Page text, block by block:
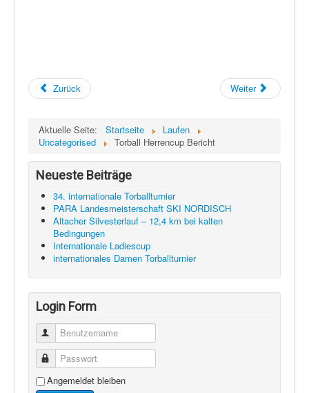
Zurück Weiter
Aktuelle Seite: Startseite
Laufen
Uncategorised
Torball Herrencup Bericht
Neueste Beiträge
34. internationale Torballturnier
PARA Landesmeisterschaft SKI NORDISCH
Altacher Silvesterlauf – 12,4 km bei kalten
Bedingungen
Internationale Ladiescup
internationales Damen Torballturnier
Login Form
Benutzername
Passwort
Angemeldet bleiben